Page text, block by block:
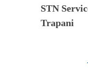
STN
Trapani